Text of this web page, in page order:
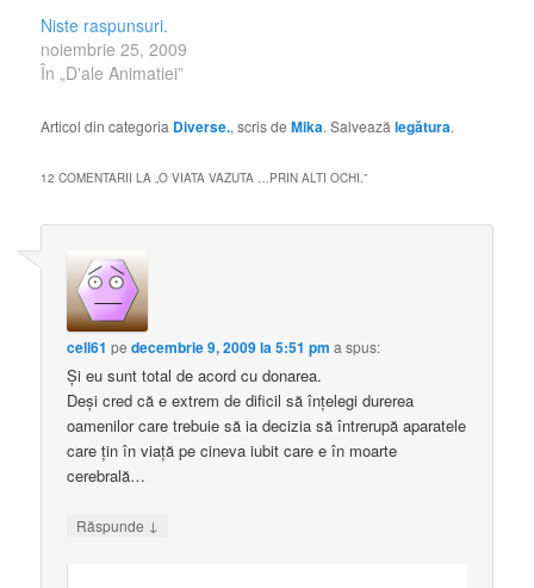
care se apropie doua
sau mai multe persoane.
Prietenia poate fi
.Oricine…
Niste raspunsuri.
noiembrie 25, 2009
În „D'ale Animatiei”
Articol din categoria Diverse., scris deMika. Salveazălegătura.
12 COMENTARII LA „O VIATA VAZUTA …PRIN ALTI OCHI.”
cell61 pedecembrie 9, 2009 la 5:51 pm a spus:
Şi eu sunt total de acord cu donarea.
Deşi cred că e extrem de dificil să înţelegi durerea
oamenilor care trebuie să ia decizia să întrerupă aparatele
care ţin în viaţă pe cineva iubit care e în moarte
cerebrală…
Răspunde ↓